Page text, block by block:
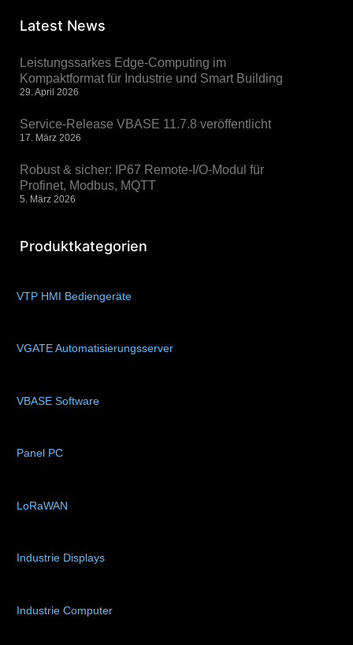
Latest News
Leistungssarkes Edge-Computing im
Kompaktformat für Industrie und Smart Building
29. April 2026
Service-Release VBASE 11.7.8 veröffentlicht
17. März 2026
Robust & sicher: IP67 Remote-I/O-Modul für
Profinet, Modbus, MQTT
5. März 2026
Produktkategorien
VTP HMI Bediengeräte
VGATE Automatisierungsserver
VBASE Software
Panel PC
LoRaWAN
Industrie Displays
Industrie Computer